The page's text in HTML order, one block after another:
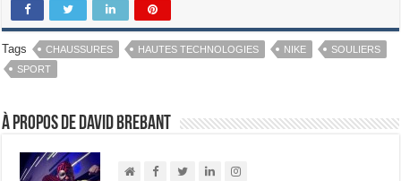
Tags CHAUSSURES HAUTES TECHNOLOGIES NIKE
SOULIERS
SPORT
À propos de David Brebant